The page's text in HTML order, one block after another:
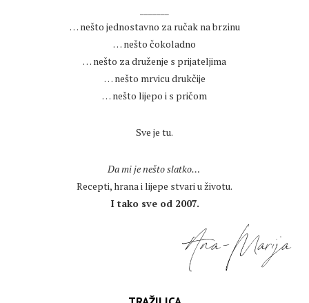
… nešto jednostavno za ručak na brzinu
… nešto čokoladno
… nešto za druženje s prijateljima
… nešto mrvicu drukčije
… nešto lijepo i s pričom
Sve je tu.
Da mi je nešto slatko…
Recepti, hrana i lijepe stvari u životu.
I tako sve od 2007.